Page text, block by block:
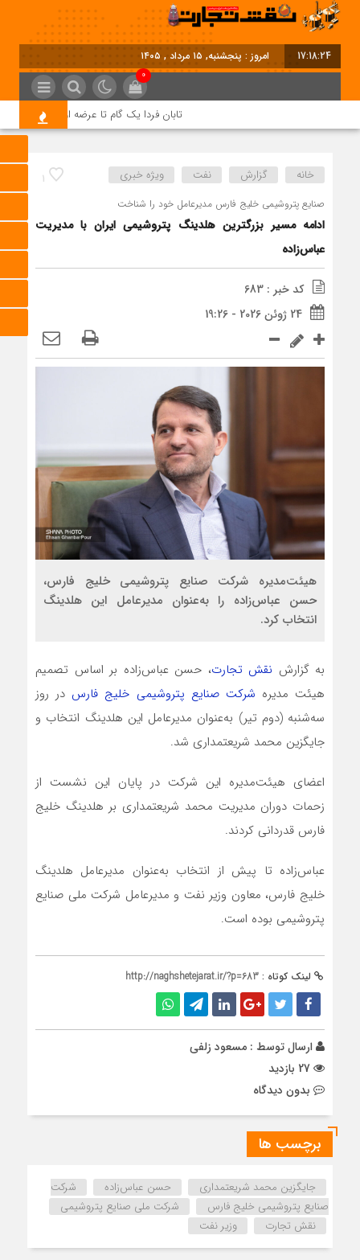
17:18:25 امروز : پنجشنبه, ۱۵ مرداد , ۱۴۰۵
0
تابان فردا یک گام تا عرضه اولیه؛ نماد
1 خانه گزارش نفت ویژه خبری
صنایع پتروشیمی خلیج فارس مدیرعامل خود را شناخت
ادامه مسیر بزرگترین هلدینگ پتروشیمی ایران با مدیریت
عباس‌زاده
کد خبر : 683
24 ژوئن 2026 - 19:26
هیئت‌مدیره شرکت صنایع پتروشیمی خلیج فارس،
حسن عباس‌زاده را به‌عنوان مدیرعامل این هلدینگ
انتخاب کرد.
به گزارش نقش تجارت، حسن عباس‌زاده بر اساس تصمیم
هیئت مدیره شرکت صنایع پتروشیمی خلیج فارس در روز
سه‌شنبه (دوم تیر) به‌عنوان مدیرعامل این هلدینگ انتخاب و
جایگزین محمد شریعتمداری شد.
اعضای هیئت‌مدیره این شرکت در پایان این نشست از
زحمات دوران مدیریت محمد شریعتمداری بر هلدینگ خلیج
فارس قدردانی کردند.
عباس‌زاده تا پیش از انتخاب به‌عنوان مدیرعامل هلدینگ
خلیج فارس، معاون وزیر نفت و مدیرعامل شرکت ملی صنایع
پتروشیمی بوده است.
لینک کوتاه : http://naghshetejarat.ir/?p=683
ارسال توسط : مسعود زلفی
بدون دیدگاه
برچسب ها
جایگزین محمد شریعتمداری حسن عباس‌زاده
شرکت
صنایع پتروشیمی خلیج فارس
شرکت ملی صنایع پتروشیمی
نقش تجارت
وزیر نفت